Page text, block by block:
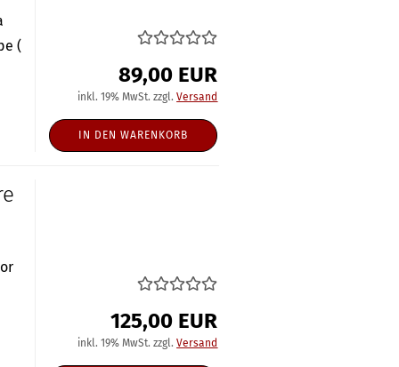
(
89,00 EUR
inkl. 19% MwSt. zzgl.Versand
IN DEN WARENKORB
125,00 EUR
inkl. 19% MwSt. zzgl.Versand